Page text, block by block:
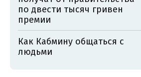
по двести тысяч гривен
премии
Как Кабмину общаться с
людьми